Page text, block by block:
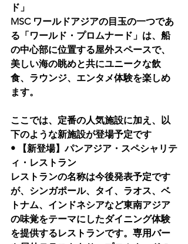
ド」
MSC ワールドアジアの目玉の一つであ
る「ワールド・プロムナード」は、船
の中心部に位置する屋外スペースで、
美しい海の眺めと共にユニークな飲
食、ラウンジ、エンタメ体験を楽しめ
ます。
ここでは、定番の人気施設に加え、以
下のような新施設が登場予定です
• 【新登場】パンアジア・スペシャリテ
ィ・レストラン
レストランの名称は今後発表予定です
が、シンガポール、タイ、ラオス、ベ
トナム、インドネシアなど東南アジア
の味覚をテーマにしたダイニング体験
を提供するレストランです。専用バー